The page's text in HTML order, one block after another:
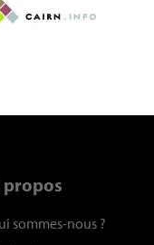
propos
sommes-nous ?